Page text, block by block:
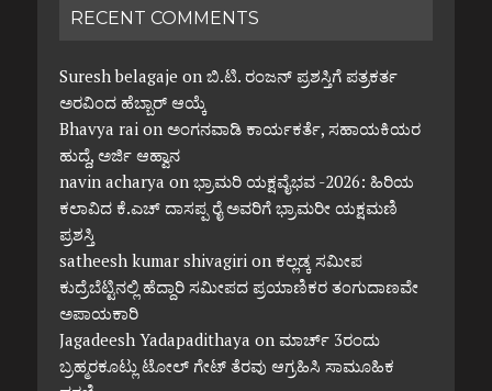
RECENT COMMENTS
Suresh belagaje on ಬಿ.ಟಿ. ರಂಜನ್ ಪ್ರಶಸ್ತಿಗೆ ಪತ್ರಕರ್ತ
ಅರವಿಂದ ಹೆಬ್ಬಾರ್ ಆಯ್ಕೆ
Bhavya raion ಅಂಗನವಾಡಿ ಕಾರ್ಯಕರ್ತೆ, ಸಹಾಯಕಿಯರ
ಹುದ್ದೆ, ಅರ್ಜಿ ಆಹ್ವಾನ
navin acharya on ಭ್ರಾಮರಿ ಯಕ್ಷವೈಭವ -2026: ಹಿರಿಯ
ಕಲಾವಿದ ಕೆ.ಎಚ್ ದಾಸಪ್ಪ ರೈ ಅವರಿಗೆ ಭ್ರಾಮರೀ ಯಕ್ಷಮಣಿ
ಪ್ರಶಸ್ತಿ
satheesh kumar shivagirion ಕಲ್ಲಡ್ಕ ಸಮೀಪ
ಕುದ್ರೆಬೆಟ್ಟಿನಲ್ಲಿ ಹೆದ್ದಾರಿ ಸಮೀಪದ ಪ್ರಯಾಣಿಕರ ತಂಗುದಾಣವೇ
ಅಪಾಯಕಾರಿ
Jagadeesh Yadapadithaya on ಮಾರ್ಚ್ 3ರಂದು
ಬ್ರಹ್ಮರಕೂಟ್ಲು ಟೋಲ್ ಗೇಟ್ ತೆರವು ಆಗ್ರಹಿಸಿ ಸಾಮೂಹಿಕ